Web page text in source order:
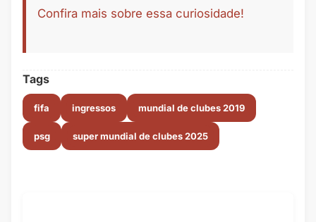
Confira mais sobre essa curiosidade!
Tags
fifa ingressos mundial de clubes 2019
psg super mundial de clubes 2025